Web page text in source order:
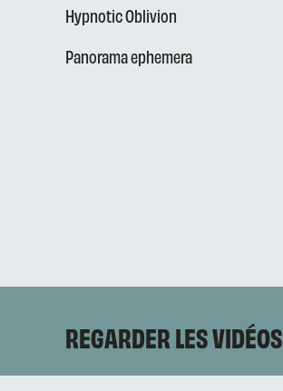
Hypnotic Oblivion
Panorama ephemera
REGARDER LES VIDÉOS